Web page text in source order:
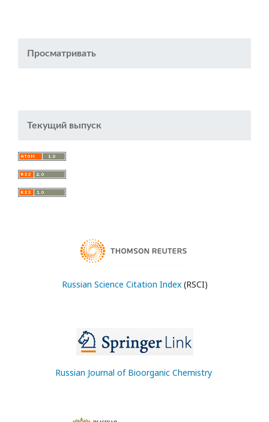
Просматривать
Текущий выпуск
Russian Science Citation Index(RSCI)
Russian Journal of Bioorganic Chemistry